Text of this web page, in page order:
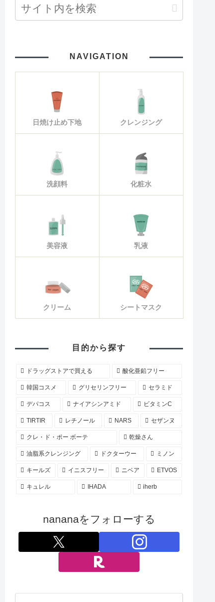
NAVIGATION
日焼け止め下地 クレンジング
洗顔料 化粧水
美容液 乳液
クリーム シートマスク
目的から探す
ドラッグストアで買える 酸化亜鉛フリー
韓国コスメ グリセリンフリー セラミド
デパコス ナイアシンアミド ビタミンC
TIRTIR レチノール NARS セザンヌ
クレ・ド・ポー ボーテ 乾燥さん
油脂系クレンジング ドクターウー ミノン
キールズ イニスフリー ニベア ETVOS
キュレル IHADA iherb
nananaをフォローする